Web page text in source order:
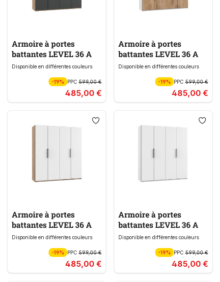
Armoire à portes
battantes LEVEL 36 A
Disponible en différentes couleurs
-19% PPC 599,00 €
485,00 €
Armoire à portes
battantes LEVEL 36 A
Disponible en différentes couleurs
-19% PPC599,00 €
485,00 €
Armoire à portes
battantes LEVEL 36 A
Disponible en différentes couleurs
-19% PPC 599,00 €
485,00 €
Armoire à portes
battantes LEVEL 36 A
Disponible en différentes couleurs
-19% PPC599,00 €
485,00 €